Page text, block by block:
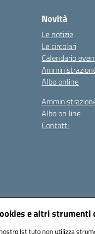
e altri strumenti
Istituto non utilizza
Novità
Le notizie
Le circolari
Calendario
Albo online
Albo on line
Contatti